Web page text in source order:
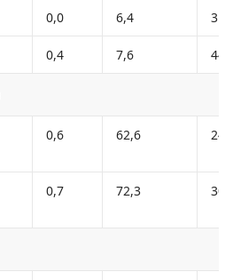
0,0 6,4 31
0,4 7,6 44
0,6 62,6 249
0,7 72,3 309